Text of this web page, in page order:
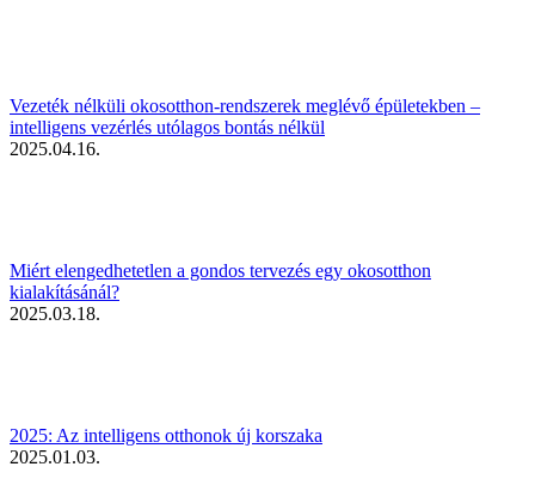
Vezeték nélküli okosotthon-rendszerek meglévő épületekben –
intelligens vezérlés utólagos bontás nélkül
2025.04.16.
Miért elengedhetetlen a gondos tervezés egy okosotthon
kialakításánál?
2025.03.18.
2025: Az intelligens otthonok új korszaka
2025.01.03.